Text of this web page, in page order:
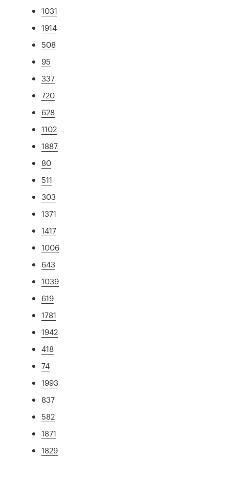
1031
1914
508
95
337
720
628
1102
1887
80
511
303
1371
1417
1006
643
1039
619
1781
1942
418
74
1993
837
582
1871
1829